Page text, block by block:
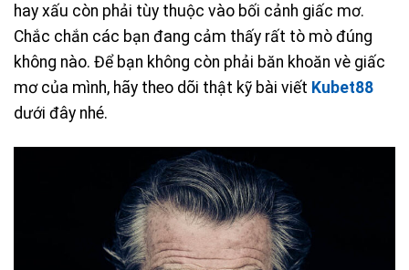
hay xấu còn phải tùy thuộc vào bối cảnh giấc mơ.
Chắc chắn các bạn đang cảm thấy rất tò mò đúng
không nào. Để bạn không còn phải băn khoăn vè giấc
mơ của mình, hãy theo dõi thật kỹ bài viết Kubet88
dưới đây nhé.